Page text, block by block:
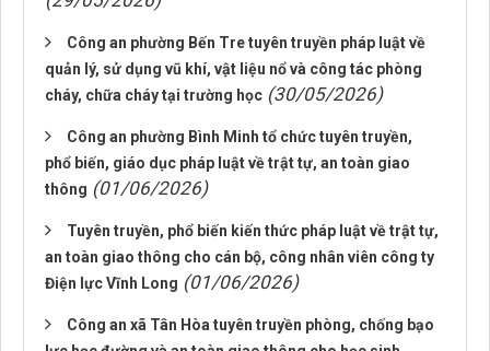
Công an phường Bến Tre tuyên truyền pháp luật về
quản lý, sử dụng vũ khí, vật liệu nổ và công tác phòng
cháy, chữa cháy tại trường học (30/05/2026)
Công an phường Bình Minh tổ chức tuyên truyền,
phổ biến, giáo dục pháp luật về trật tự, an toàn giao
thông (01/06/2026)
Tuyên truyền, phổ biến kiến thức pháp luật về trật tự,
an toàn giao thông cho cán bộ, công nhân viên công ty
Điện lực Vĩnh Long (01/06/2026)
Công an xã Tân Hòa tuyên truyền phòng, chống bạo